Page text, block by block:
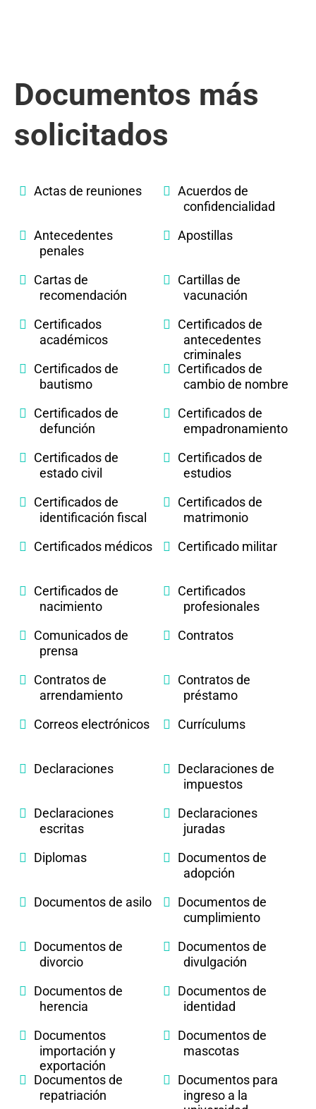
Documentos más
solicitados
Actas de reuniones
Acuerdos de
confidencialidad
Antecedentes
penales
Apostillas
Cartas de
recomendación
Cartillas de
vacunación
Certificados
académicos
Certificados de
antecedentes
criminales
Certificados de
bautismo
Certificados de
cambio de nombre
Certificados de
defunción
Certificados de
empadronamiento
Certificados de
estado civil
Certificados de
estudios
Certificados de
identificación fiscal
Certificados de
matrimonio
Certificados médicos
Certificado militar
Certificados de
nacimiento
Certificados
profesionales
Comunicados de
prensa
Contratos
Contratos de
arrendamiento
Contratos de
préstamo
Correos electrónicos
Currículums
Declaraciones
Declaraciones de
impuestos
Declaraciones
escritas
Declaraciones
juradas
Diplomas
Documentos de
adopción
Documentos de asilo
Documentos de
cumplimiento
Documentos de
divorcio
Documentos de
divulgación
Documentos de
herencia
Documentos de
identidad
Documentos
importación y
exportación
Documentos de
mascotas
Documentos de
repatriación
Documentos para
ingreso a la